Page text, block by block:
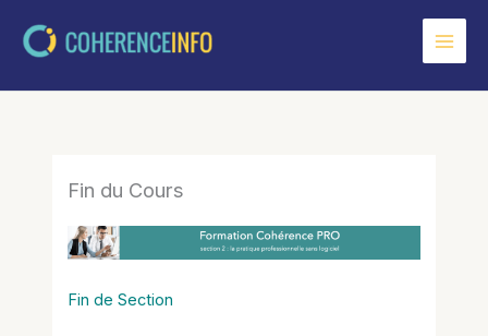
Fin du Cours
Fin de Section